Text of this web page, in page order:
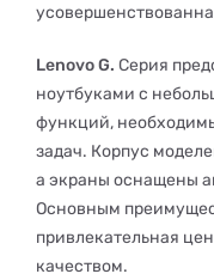
Lenovo G. Серия
ноутбуками с
функций,
задач. Корпус
а экраны оснащены
Основным
привлекательная
качеством.